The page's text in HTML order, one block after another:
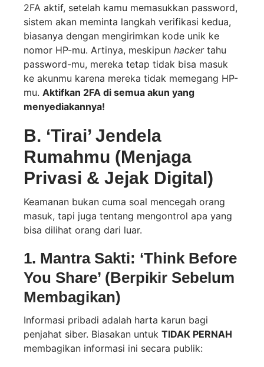
2FA aktif, setelah kamu memasukkan password,
sistem akan meminta langkah verifikasi kedua,
biasanya dengan mengirimkan kode unik ke
nomor HP-mu. Artinya, meskipun hackertahu
password-mu, mereka tetap tidak bisa masuk
ke akunmu karena mereka tidak memegang HP-
mu. Aktifkan 2FA di semua akun yang
menyediakannya!
B. ‘Tirai’ Jendela
Rumahmu (Menjaga
Privasi & Jejak Digital)
Keamanan bukan cuma soal mencegah orang
masuk, tapi juga tentang mengontrol apa yang
bisa dilihat orang dari luar.
1. Mantra Sakti: ‘Think Before
You Share’ (Berpikir Sebelum
Membagikan)
Informasi pribadi adalah harta karun bagi
penjahat siber. Biasakan untuk TIDAK PERNAH
membagikan informasi ini secara publik: